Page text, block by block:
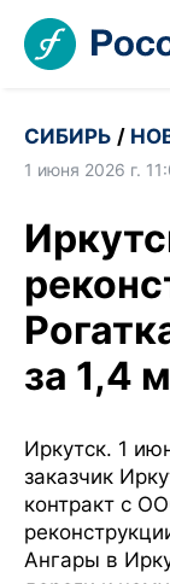
СИБИРЬ /
1 июня 2026 г.
за 1,4
Иркутск. 1
заказчик
контракт с
Ангары в